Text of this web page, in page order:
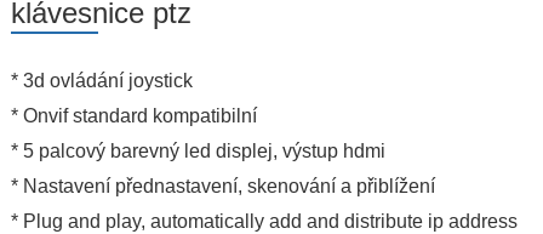
klávesnice ptz
* 3d ovládání joystick
* Onvif standard kompatibilní
* 5 palcový barevný led displej, výstup hdmi
* Nastavení přednastavení, skenování a přiblížení
* Plug and play, automatically add and distribute ip address